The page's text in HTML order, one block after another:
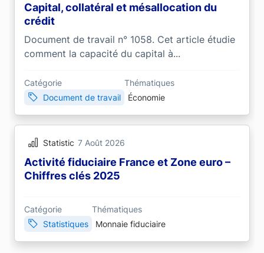
Capital, collatéral et mésallocation du
crédit
Document de travail n° 1058. Cet article étudie
comment la capacité du capital à...
Catégorie
Document de travail
Thématiques
Économie
Statistic 7 Août 2026
Activité fiduciaire France et Zone euro –
Chiffres clés 2025
Catégorie
Statistiques
Thématiques
Monnaie fiduciaire